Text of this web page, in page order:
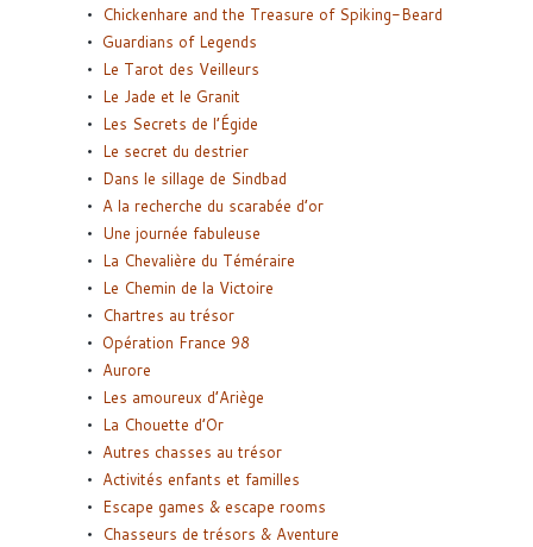
Chickenhare and the Treasure of Spiking-Beard
Guardians of Legends
Le Tarot des Veilleurs
Le Jade et le Granit
Les Secrets de l’Égide
Le secret du destrier
Dans le sillage de Sindbad
A la recherche du scarabée d’or
Une journée fabuleuse
La Chevalière du Téméraire
Le Chemin de la Victoire
Chartres au trésor
Opération France 98
Aurore
Les amoureux d’Ariège
La Chouette d’Or
Autres chasses au trésor
Activités enfants et familles
Escape games & escape rooms
Chasseurs de trésors & Aventure